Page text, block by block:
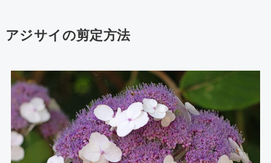
アジサイの剪定方法